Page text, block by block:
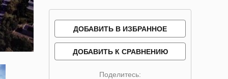
ДОБАВИТЬ В ИЗБРАННОЕ
ДОБАВИТЬ К СРАВНЕНИЮ
Поделитесь: